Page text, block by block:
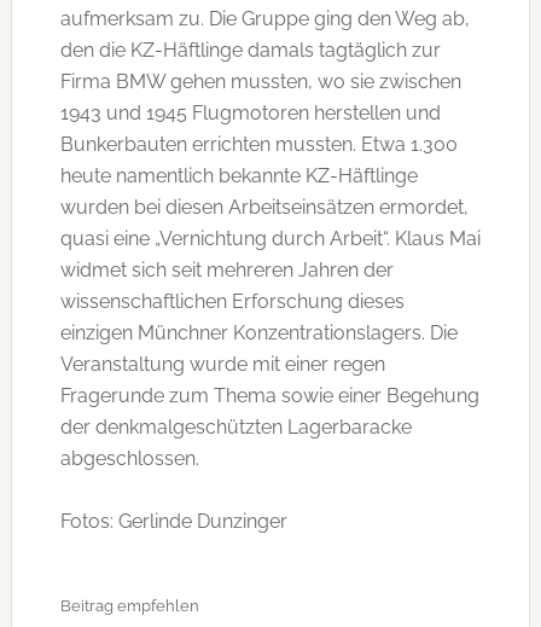
aufmerksam zu. Die Gruppe ging den Weg ab,
den die KZ-Häftlinge damals tagtäglich zur
Firma BMW gehen mussten, wo sie zwischen
1943 und 1945 Flugmotoren herstellen und
Bunkerbauten errichten mussten. Etwa 1.300
heute namentlich bekannte KZ-Häftlinge
wurden bei diesen Arbeitseinsätzen ermordet,
quasi eine „Vernichtung durch Arbeit“. Klaus Mai
widmet sich seit mehreren Jahren der
wissenschaftlichen Erforschung dieses
einzigen Münchner Konzentrationslagers. Die
Veranstaltung wurde mit einer regen
Fragerunde zum Thema sowie einer Begehung
der denkmalgeschützten Lagerbaracke
abgeschlossen.
Fotos: Gerlinde Dunzinger
Beitrag empfehlen